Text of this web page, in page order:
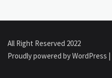
All Right Reserved 2022
Proudly powered by WordPress |